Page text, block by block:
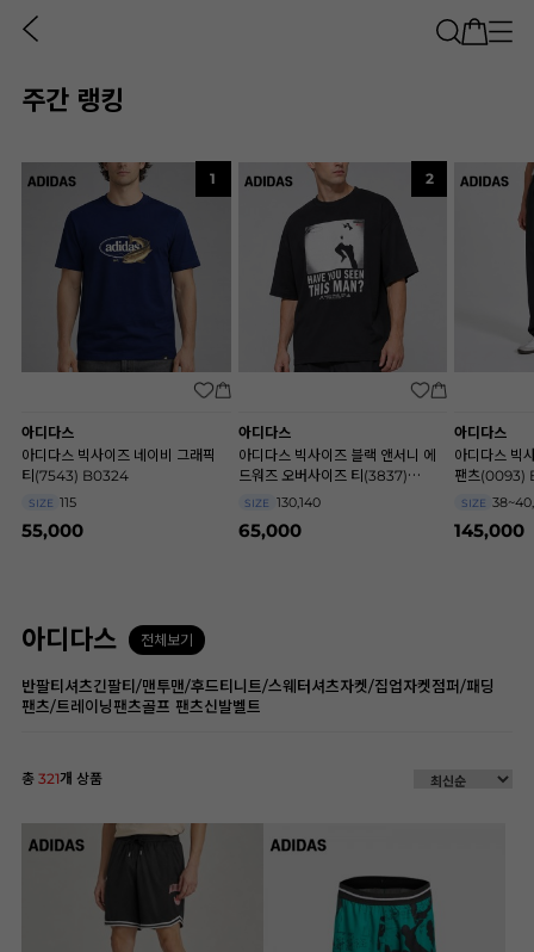
주간 랭킹
1
아디다스
아디다스 빅사이즈 네이비 그래픽
티(7543) B0324
SIZE 115
55,000
2
아디다스
아디다스 빅사이즈 블랙 앤서니 에
드워즈 오버사이즈 티(3837)
B0860
SIZE 130,140
65,000
아디다스
아디다스 빅
팬츠(0093)
SIZE
145,000
아디다스 전체보기
반팔티셔츠긴팔티/맨투맨/후드티니트/스웨터셔츠자켓/집업자켓점퍼/패딩
팬츠/트레이닝팬츠골프 팬츠신발벨트
총 321개 상품